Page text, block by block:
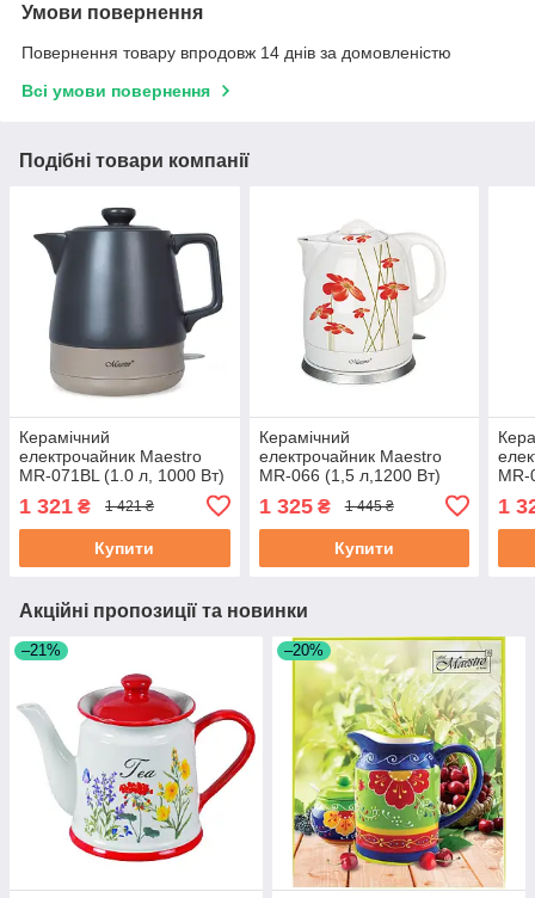
Умови повернення
Повернення товару впродовж 14 днів за домовленістю
Всі умови повернення
Подібні товари компанії
Керамічний
електрочайник Maestro
MR-071BL (1.0 л, 1000 Вт)
чайник Маестро
1 321 ₴ 1 421 ₴
Купити
Керамічний
електрочайник Maestro
MR-066 (1,5 л,1200 Вт)
електричний чайник
Маестро
1 325₴ 1 445 ₴
Купити
MR-
1
Акційні пропозиції та новинки
–21% –20%